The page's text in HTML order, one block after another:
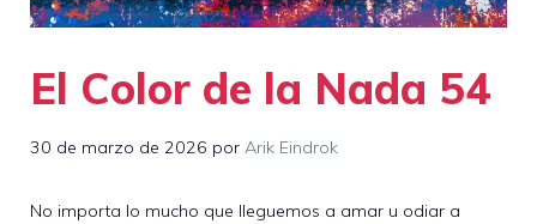
El Color de la Nada 54
30 de marzo de 2026 por Arik Eindrok
No importa lo mucho que lleguemos a amar u odiar a